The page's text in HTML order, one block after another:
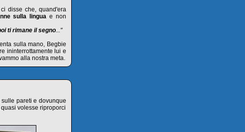
disse che, quand'era
sulla lingua e non
ti rimane il segno..."
sulla mano, Begbie
ininterrottamente lui e
alla nostra meta.
pareti e dovunque
volesse riproporci